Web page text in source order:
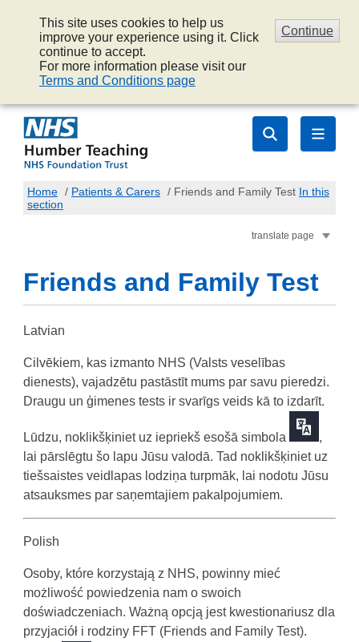
Continue
This site uses cookies to help us
improve your experience using it. Click
continue to accept.
For more information please visit our
Terms and Conditions page
Home / Patients & Carers / Friends and Family Test In this
section
translate page
Friends and Family Test
Latvian
Cilvēkiem, kas izmanto NHS (Valsts veselības
dienests), vajadzētu pastāstīt mums par savu pieredzi.
Draugu un ģimenes tests ir svarīgs veids kā to izdarīt.
Lūdzu, noklikšķiniet uz iepriekš esošā simbola
,
lai pārslēgtu šo lapu Jūsu valodā. Tad noklikšķiniet uz
tiešsaistes veidlapas lodziņa turpmāk, lai nodotu Jūsu
atsauksmes par saņemtajiem pakalpojumiem.
Polish
Osoby, które korzystają z NHS, powinny mieć
możliwość powiedzenia nam o swoich
doświadczeniach. Ważną opcją jest kwestionariusz dla
przyjaciół i rodziny FFT (Friends and Family Test).